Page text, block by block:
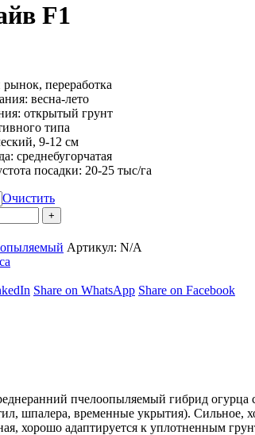
F1
переработка
весна-лето
открытый грунт
типа
9-12 см
среднебугорчатая
посадки: 20-25 тыс/га
Очистить
Артикул: N/A
Share
Share on WhatsAppShare
Share on Facebook
пчелоопыляемый гибрид огурца
шпалера, временные укрытия). Сильное,
хорошо адаптируется к уплотненным